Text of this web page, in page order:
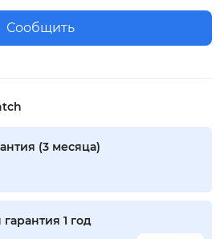
Сообщить
(3 месяца)
1 год